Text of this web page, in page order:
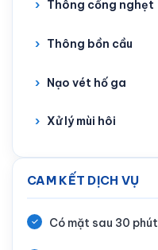
Thông cống nghẹt
Thông bồn cầu
Nạo vét hố ga
Xử lý mùi hôi
CAM KẾT DỊCH VỤ
Có mặt sau 30 phút